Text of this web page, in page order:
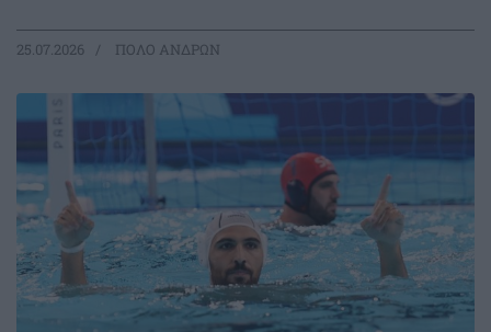
25.07.2026 ΠΟΛΟ ΑΝΔΡΩΝ